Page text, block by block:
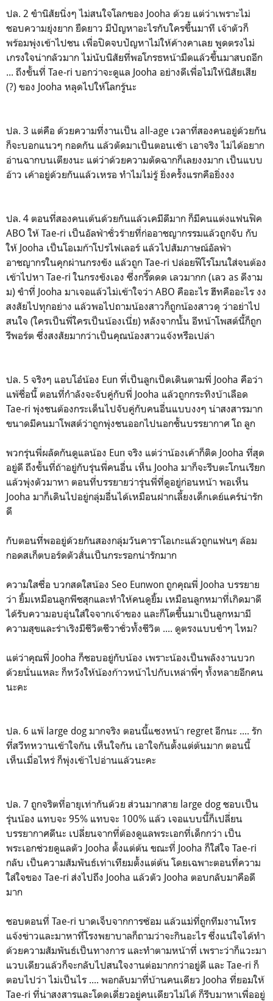
ปล. 2 ขำนิสัยนิ่งๆ ไม่สนใจโลกของ Jooha ด้วย แต่ว่าเพราะไม่
ชอบความยุ่งยาก ยืดยาว มีปัญหาอะไรกับใครขึ้นมาที เจ้าตัวก็
พร้อมพุ่งเข้าไปชน เพื่อปิดจบปัญหาไม่ให้ค้างคาเลย พูดตรงไม่
เกรงใจน่ากลัวมาก ไม่นับนิสัยที่พอโกรธหน้ามืดแล้วขึ้นมาสบถอีก
... ถึงขั้นที่ Tae-ri บอกว่าจะดูแล Jooha อย่างดีเพื่อไม่ให้นิสัยเสีย
(?) ของ Jooha หลุดไปให้โลกรู้นะ
ปล. 3 แต่คือ ด้วยความที่งานเป็น all-age เวลาที่สองคนอยู่ด้วยกัน
ก็จะบอกแนวๆ กอดกัน แล้วตัดมาเป็นตอนเช้า เอาจริง ไม่ได้อยาก
อ่านฉากบนเตียงนะ แต่ว่าด้วยความตัดฉากก็เลยงงมาก เป็นแบบ
อ้าว เค้าอยู่ด้วยกันแล้วเหรอ ทำไมไม่รู้ ยิ่งครั้งแรกคือยิ่งงง
ปล. 4 ตอนที่สองคนเต้นด้วยกันแล้วเคมีดีมาก ก็มีคนแต่งแฟนฟิค
ABO ให้ Tae-ri เป็นอัลฟ่าชั่วร้ายที่ก่ออาชญากรรมแล้วถูกจับ กับ
ให้ Jooha เป็นโอเมก้าโปรไฟเลอร์ แล้วไปสัมภาษณ์อัลฟ่า
อาชญากรในคุกผ่านกรงขัง แล้วถูก Tae-ri ปล่อยฟีโรโมนใส่จนต้อง
เข้าไปหา Tae-ri ในกรงขังเอง ซึ่งกรี๊ดดด เลวมากก (เลว as ดีงาม
ม) ขำที่ Jooha มาเจอแล้วไม่เข้าใจว่า ABO คืออะไร ฮีทคืออะไร งง
สงสัยไปทุกอย่าง แล้วพอไปถามน้องสาวก็ถูกน้องสาวดุ ว่าอย่าไป
สนใจ (ใครเป็นพี่ใครเป็นน้องเนี่ย) หลังจากนั้น อีหน้าโพสต์นี้ก็ถูก
รีพอร์ต ซึ่งสงสัยมากว่าเป็นคุณน้องสาวแจ้งหรือเปล่า
ปล. 5 จริงๆ แอบโอ๋น้อง Eun ที่เป็นลูกเป็ดเดินตามพี่ Jooha คือว่า
แพ้ชื่อนี้ ตอนที่กำลังจะจับคู่กับพี่ Jooha แล้วถูกกระทิงบ้าเลือด
Tae-ri พุ่งชนต้องกระเด็นไปจับคู่กับคนอื่นแบบงงๆ น่าสงสารมาก
ขนาดมีคนมาโพสต์ว่าถูกพุ่งชนออกไปนอกชั้นบรรยากาศ โถ ลูก
พวกรุ่นพี่ผลัดกันดูแลน้อง Eun จริง แต่ว่าน้องเค้าก็ติด Jooha ที่สุด
อยู่ดี ถึงขั้นที่ถ้าอยู่กับรุ่นพี่คนอื่น เห็น Jooha มาก็จะรีบตะโกนเรียก
แล้วพุ่งตัวมาหา ตอนที่บรรยายว่ารุ่นพี่ที่ดูอยู่ก่อนหน้า พอเห็น
Jooha มาก็เดินไปอยู่กลุ่มอื่นได้เหมือนฝากเลี้ยงเด็กเดย์แคร์น่ารัก
ดี
กับตอนที่พออยู่ด้วยกันสองกลุ่มวันคาราโอเกะแล้วถูกแฟนๆ ล้อม
กอดสเก็ตบอร์ดตัวสั่นเป็นกระรอกน่ารักมาก
ความใสซื่อ บวกสดใสน้อง Seo Eunwon ถูกคุณพี่ Jooha บรรยาย
ว่า ยิ้มเหมือนลูกพีชสุกและทำให้คนดูยิ้ม เหมือนลูกหมาที่เกิดมาดี
ได้รับความอบอุ่นใส่ใจจากเจ้าของ และก็โตขึ้่นมาเป็นลูกหมามี
ความสุขและร่าเริงมีชีวิตชีวาชั่วทั้งชีวิต .... ดูตรงแบบขำๆ ไหม?
แต่ว่าคุณพี่ Jooha ก็ชอบอยู่กับน้อง เพราะน้องเป็นพลังงานบวก
ด้วยนั่นแหละ ก็หวังให้น้องก้าวหน้าไปกับเหล่าพี่ๆ ทั้งหลายอีกคน
นะคะ
ปล. 6 แพ้ large dog มากจริง ตอนนี้แซงหน้า regret อีกนะ .... รัก
ที่สวีทหวานเข้าใจกัน เห็นใจกัน เอาใจกันตั้งแต่ต้นมาก ตอนนี้
เห็นเมื่อไหร่ ก็พุ่งเข้าไปอ่านแล้วนะคะ
ปล. 7 ถูกจริตที่อายุเท่ากันด้วย ส่วนมากสาย large dog ชอบเป็น
รุ่นน้อง แทบจะ 95% แทบจะ 100% แล้ว เจอแบบนี้ก็เปลี่ยน
บรรยากาศดีนะ เปลี่ยนจากที่ต้องดูแลพระเอกที่เด็กกว่า เป็น
พระเอกช่วยดูแลตัว Jooha ตั้งแต่ต้น ขณะที่ Jooha ก็ใส่ใจ Tae-ri
กลับ เป็นความสัมพันธ์เท่าเทียมตั้งแต่ต้น โดยเฉพาะตอนที่ความ
ใส่ใจของ Tae-ri ส่งไปถึง Jooha แล้วตัว Jooha ตอบกลับมาคือดี
มาก
ชอบตอนที่ Tae-ri บาดเจ็บจากการซ้อม แล้วแม่ที่ถูกทีมงานโทร
แจ้งข่าวและมาหาที่โรงพยาบาลก็ถามว่าจะกินอะไร ซึ่งแน่ใจได้ทำ
ด้วยความสัมพันธ์เป็นทางการ และทำตามหน้าที่ เพราะว่าก็แวะมา
แวบเดียวแล้วก็จะกลับไปสนใจงานต่อมากกว่าอยู่ดี และ Tae-ri ก็
ตอบไปว่า ไม่เป็นไร .... พอกลับมาที่บ้านคนเดียว Jooha ที่ยอมให้
Tae-ri ที่น่าสงสารและโดดเดี่ยวอยู่คนเดียวไม่ได้ ก็รีบมาหาเพื่ออยู่